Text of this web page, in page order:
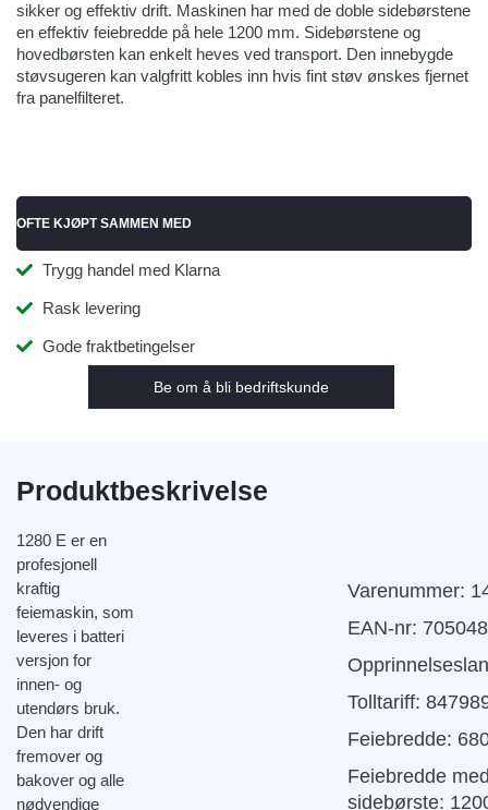
sikker og effektiv drift. Maskinen har med de doble sidebørstene
en effektiv feiebredde på hele 1200 mm. Sidebørstene og
hovedbørsten kan enkelt heves ved transport. Den innebygde
støvsugeren kan valgfritt kobles inn hvis fint støv ønskes fjernet
fra panelfilteret.
OFTE KJØPT SAMMEN MED
Trygg handel med Klarna
Rask levering
Gode fraktbetingelser
Be om å bli bedriftskunde
Produktbeskrivelse
1280 E er en
profesjonell
kraftig
feiemaskin, som
leveres i batteri
versjon for
innen- og
utendørs bruk.
Den har drift
fremover og
bakover og alle
nødvendige
Varenummer:
EAN-nr:
Tolltariff:
Feiebredde:
Feiebredde
sidebørste: